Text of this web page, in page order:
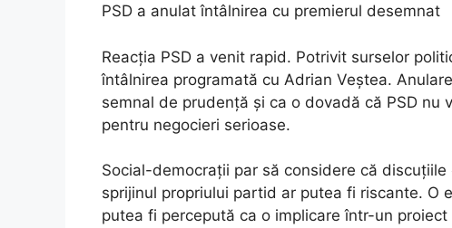
PSD a anulat întâlnirea cu premierul desemnat
Reacția PSD a venit rapid. Potrivit surselor
întâlnirea programată cu Adrian Veștea.
semnal de prudență și ca o dovadă că PSD
pentru negocieri serioase.
Social-democrații par să considere că
sprijinul propriului partid ar putea fi riscante. O
putea fi percepută ca o implicare într-un